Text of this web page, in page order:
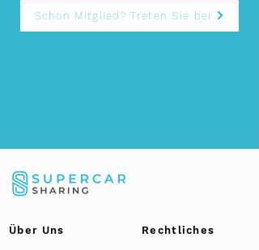
Schon Mitglied? Treten Sie bei
Über Uns Rechtliches